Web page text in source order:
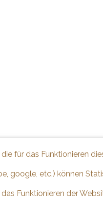
für das Funktionieren
google, etc.) können
Funktionieren der